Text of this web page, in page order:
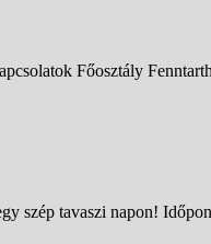
Főosztály
szép tavaszi napon!